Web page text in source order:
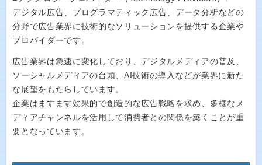
デジタル広告、プログラマティック広告、データ分析などの
分野で広告業界に技術的なソリューションを提供する企業や
プロバイダーです。
広告業界は急速に変化しており、デジタルメディアの普及、
ソーシャルメディアの台頭、AI技術の導入などが業界に新た
な展望をもたらしています。
企業はますます効果的で創造的な広告戦略を求め、多様なメ
ディアチャンネルを活用して消費者との関係を築くことが重
要となっています。